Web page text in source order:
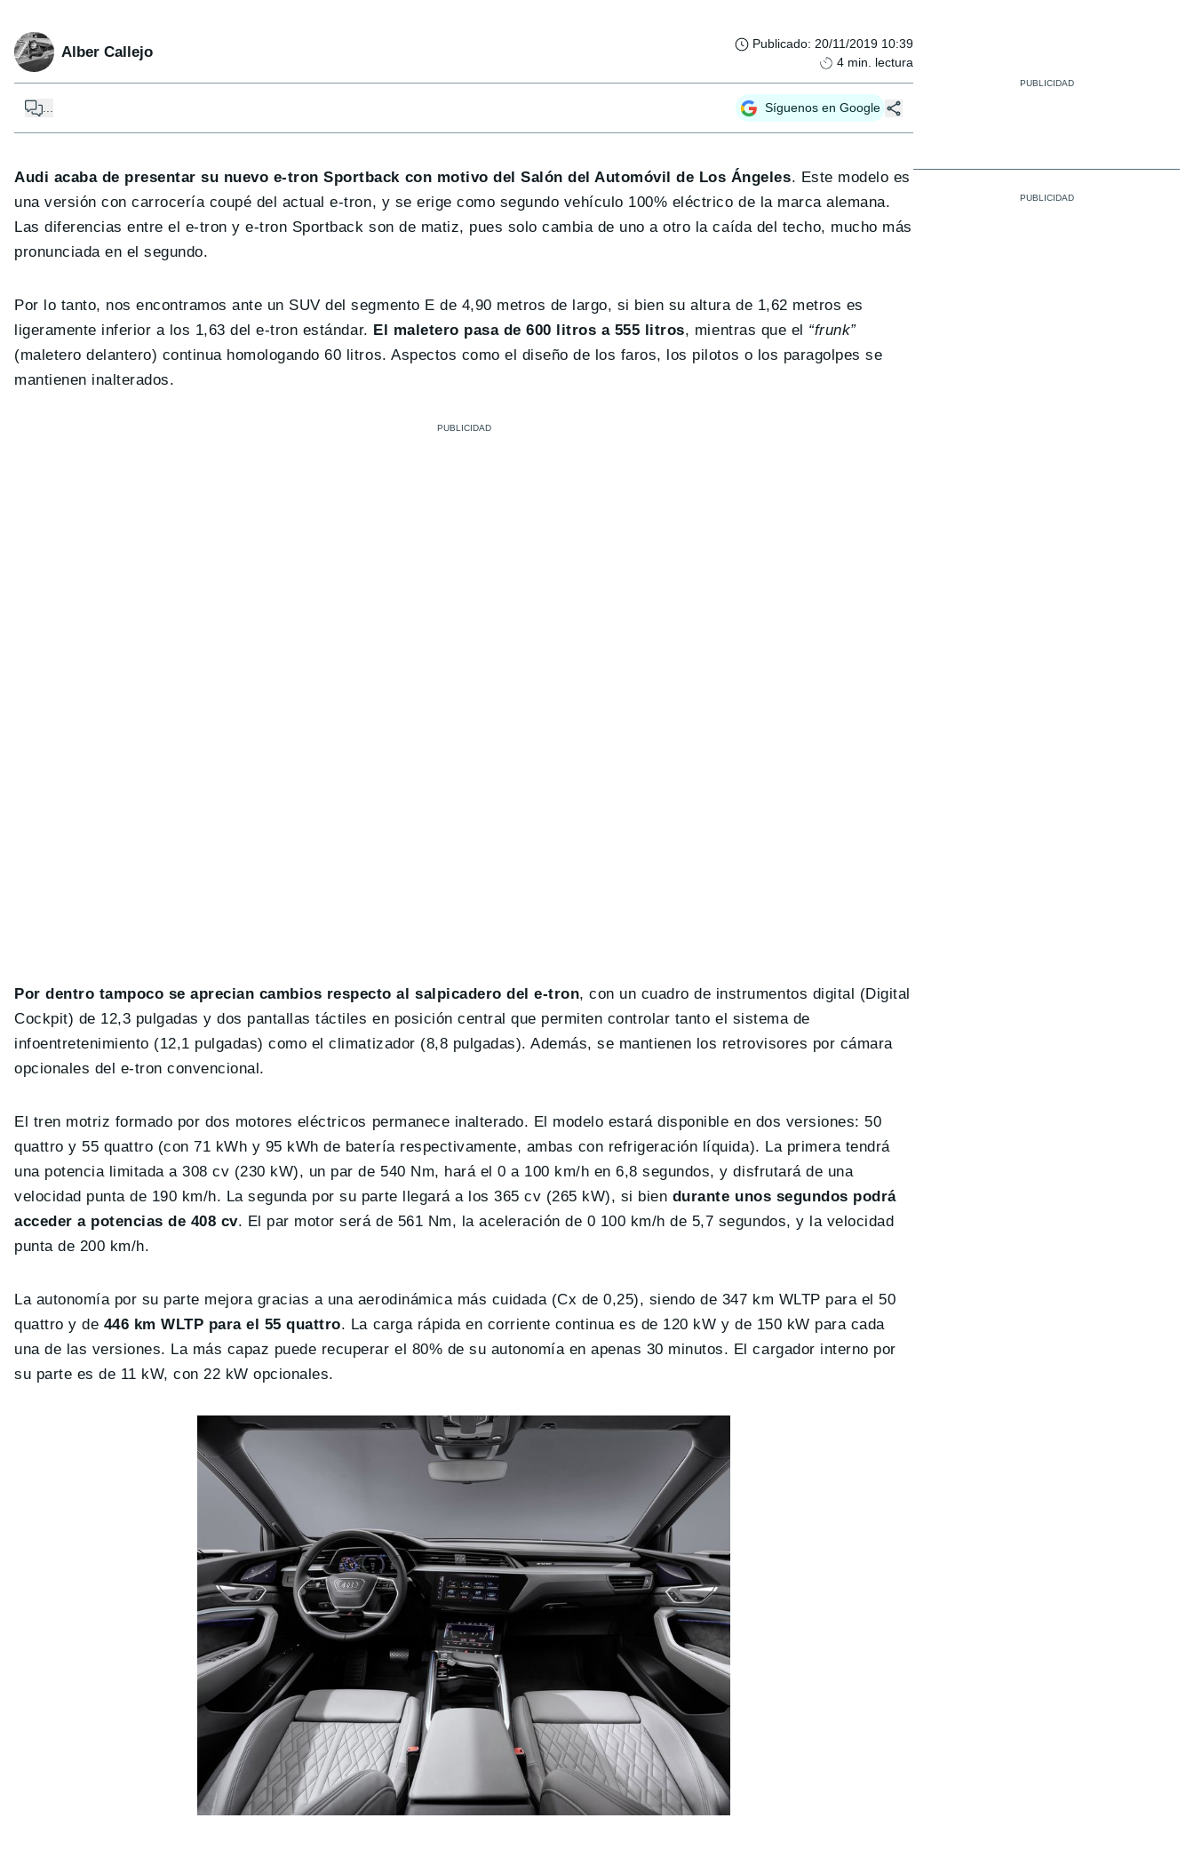
Alber Callejo Publicado: 20/11/2019 10:39
4 min. lectura
Síguenos en Google
Audi acaba de presentar su nuevo e-tron Sportback con motivo del Salón del Automóvil de Los Ángeles. Este modelo es
una versión con carrocería coupé del actual e-tron, y se erige como segundo vehículo 100% eléctrico de la marca alemana.
Las diferencias entre el e-tron y e-tron Sportback son de matiz, pues solo cambia de uno a otro la caída del techo, mucho más
pronunciada en el segundo.
Por lo tanto, nos encontramos ante un SUV del segmento E de 4,90 metros de largo, si bien su altura de 1,62 metros es
ligeramente inferior a los 1,63 del e-tron estándar. El maletero pasa de 600 litros a 555 litros, mientras que el “frunk”
(maletero delantero) continua homologando 60 litros. Aspectos como el diseño de los faros, los pilotos o los paragolpes se
mantienen inalterados.
Por dentro tampoco se aprecian cambios respecto al salpicadero del e-tron, con un cuadro de instrumentos digital (Digital
Cockpit) de 12,3 pulgadas y dos pantallas táctiles en posición central que permiten controlar tanto el sistema de
infoentretenimiento (12,1 pulgadas) como el climatizador (8,8 pulgadas). Además, se mantienen los retrovisores por cámara
opcionales del e-tron convencional.
El tren motriz formado por dos motores eléctricos permanece inalterado. El modelo estará disponible en dos versiones: 50
quattro y 55 quattro (con 71 kWh y 95 kWh de batería respectivamente, ambas con refrigeración líquida). La primera tendrá
una potencia limitada a 308 cv (230 kW), un par de 540 Nm, hará el 0 a 100 km/h en 6,8 segundos, y disfrutará de una
velocidad punta de 190 km/h. La segunda por su parte llegará a los 365 cv (265 kW), si bien durante unos segundos podrá
acceder a potencias de 408 cv. El par motor será de 561 Nm, la aceleración de 0 100 km/h de 5,7 segundos, y la velocidad
punta de 200 km/h.
La autonomía por su parte mejora gracias a una aerodinámica más cuidada (Cx de 0,25), siendo de 347 km WLTP para el 50
quattro y de 446 km WLTP para el 55 quattro. La carga rápida en corriente continua es de 120 kW y de 150 kW para cada
una de las versiones. La más capaz puede recuperar el 80% de su autonomía en apenas 30 minutos. El cargador interno por
su parte es de 11 kW, con 22 kW opcionales.